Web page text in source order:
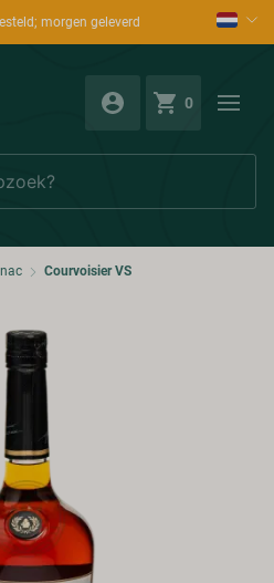
morgen geleverd
0
Courvoisier VS